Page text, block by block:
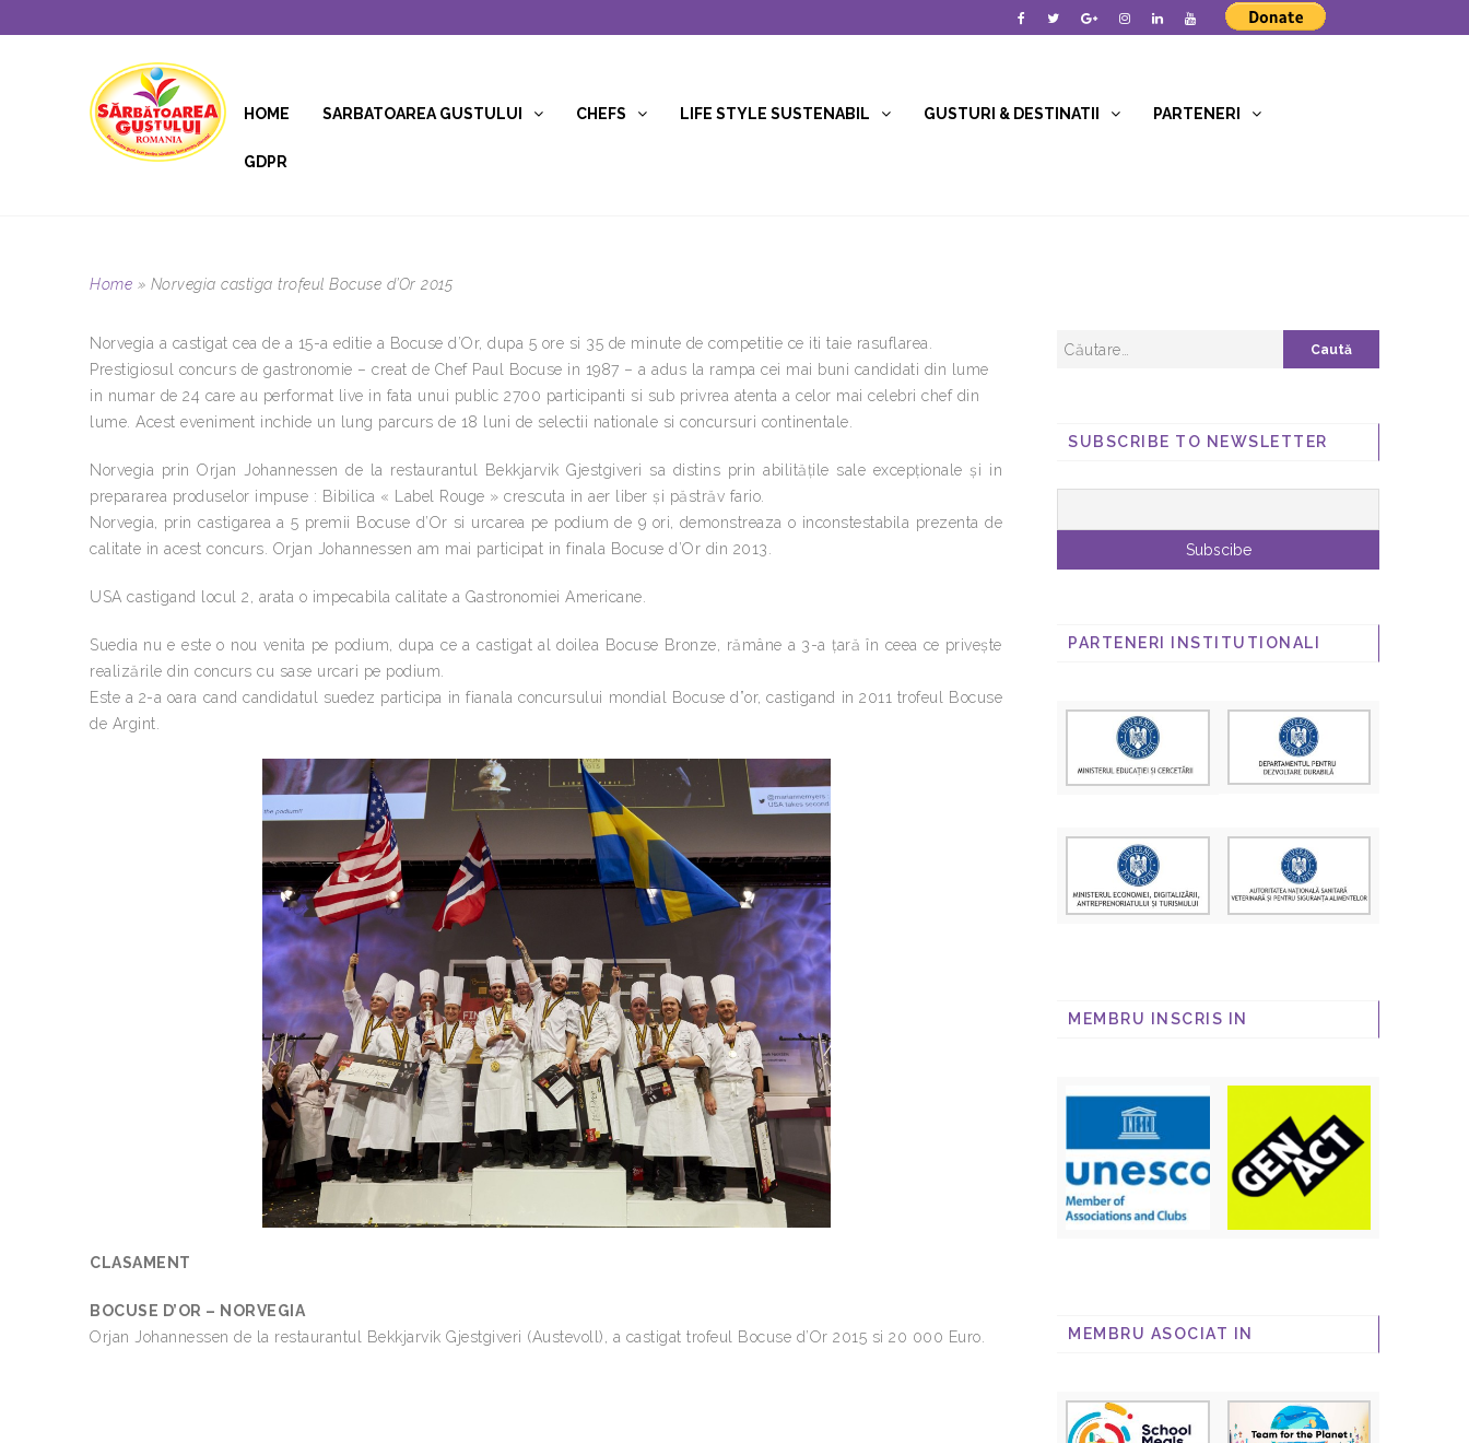
HOME SARBATOAREA GUSTULUI CHEFS LIFE STYLE SUSTENABIL GUSTURI & DESTINATII PARTENERI
GDPR
Home » Norvegia castiga trofeul Bocuse d’Or 2015
Norvegia a castigat cea de a 15-a editie a Bocuse d’Or, dupa 5 ore si 35 de minute de competitie ce iti taie rasuflarea.
Prestigiosul concurs de gastronomie – creat de Chef Paul Bocuse in 1987 – a adus la rampa cei mai buni candidati din lume
in numar de 24 care au performat live in fata unui public 2700 participanti si sub privrea atenta a celor mai celebri chef din
lume. Acest eveniment inchide un lung parcurs de 18 luni de selectii nationale si concursuri continentale.
Norvegia prin Orjan Johannessen de la restaurantul Bekkjarvik Gjestgiveri sa distins prin abilitățile sale excepționale și in
prepararea produselor impuse : Bibilica « Label Rouge » crescuta in aer liber și păstrăv fario.
Norvegia, prin castigarea a 5 premii Bocuse d’Or si urcarea pe podium de 9 ori, demonstreaza o inconstestabila prezenta de
calitate in acest concurs. Orjan Johannessen am mai participat in finala Bocuse d’Or din 2013.
USA castigand locul 2, arata o impecabila calitate a Gastronomiei Americane.
Suedia nu e este o nou venita pe podium, dupa ce a castigat al doilea Bocuse Bronze, rămâne a 3-a țară în ceea ce privește
realizările din concurs cu sase urcari pe podium.
Este a 2-a oara cand candidatul suedez participa in fianala concursului mondial Bocuse d”or, castigand in 2011 trofeul Bocuse
de Argint.
CLASAMENT
BOCUSE D’OR – NORVEGIA
Orjan Johannessen de la restaurantul Bekkjarvik Gjestgiveri (Austevoll), a castigat trofeul Bocuse d’Or 2015 si 20 000 Euro.
SUBSCRIBE TO NEWSLETTER
PARTENERI INSTITUTIONALI
MEMBRU INSCRIS IN
MEMBRU ASOCIAT IN